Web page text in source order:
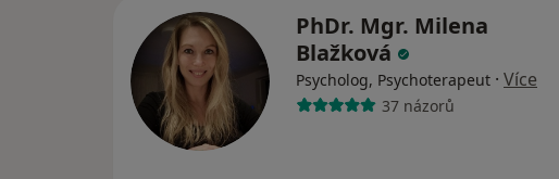
PhDr. Mgr. Milena
Blažková
Psycholog, Psychoterapeut · Více
37 názorů